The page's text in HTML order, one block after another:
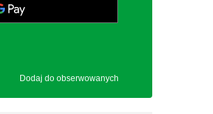
Dodaj do obserwowanych